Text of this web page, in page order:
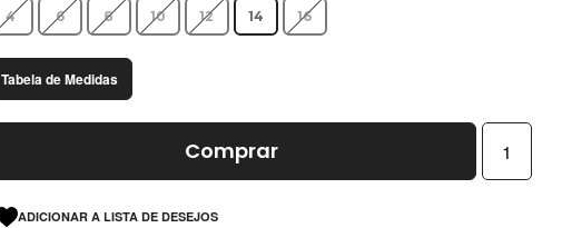
4 6 8 10 12 14 16
Tabela de Medidas
Comprar
ADICIONAR A LISTA DE DESEJOS